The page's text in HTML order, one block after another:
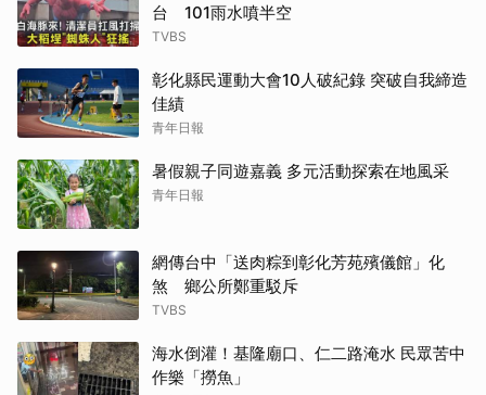
台 101雨水噴半空
TVBS
彰化縣民運動大會10人破紀錄 突破自我締造
佳績
青年日報
暑假親子同遊嘉義 多元活動探索在地風采
青年日報
網傳台中「送肉粽到彰化芳苑殯儀館」化
煞 鄉公所鄭重駁斥
TVBS
海水倒灌！基隆廟口、仁二路淹水 民眾苦中
作樂「撈魚」